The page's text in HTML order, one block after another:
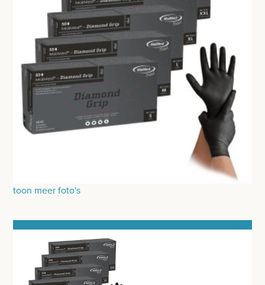
OPERATIE-PROTECTIEMATERIAAL
HYGIENE
THUISZORG
EHBO
APPARATUUR EN DIAGNOSE
TWEEDEHANDS - LIQUIDATIE
PRODUCT NIET GEVONDEN?
toon meer foto's